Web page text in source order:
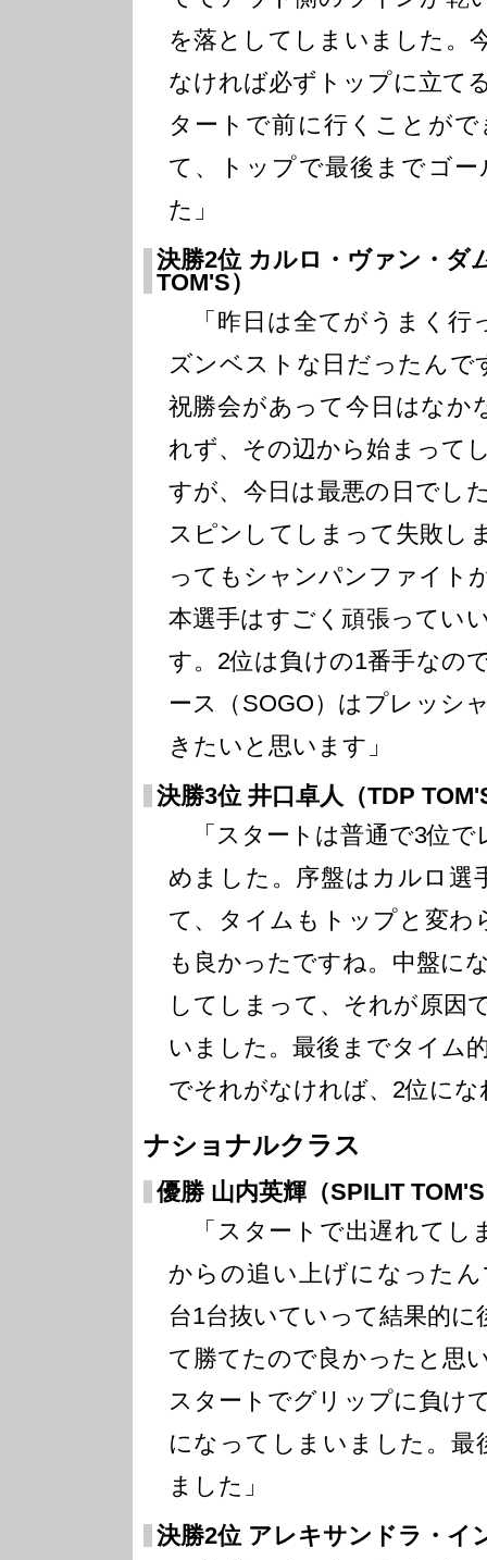
を落としてしまいました。
なければ必ずトップに立て
タートで前に行くことが
て、トップで最後までゴ
た」
決勝2位 カルロ・ヴァン・ダ
TOM'S）
「昨日は全てがうまく行
ズンベストな日だったんで
祝勝会があって今日はなか
れず、その辺から始まって
すが、今日は最悪の日でし
スピンしてしまって失敗し
ってもシャンパンファイト
本選手はすごく頑張ってい
す。2位は負けの1番手なの
ース（SOGO）はプレッシ
きたいと思います」
決勝3位 井口卓人（TDP
「スタートは普通で3位で
めました。序盤はカルロ選
て、タイムもトップと変わ
も良かったですね。中盤に
してしまって、それが原因
いました。最後までタイム
でそれがなければ、2位に
ナショナルクラス
優勝 山内英輝（SPILIT
「スタートで出遅れてし
からの追い上げになった
台1台抜いていって結果的に
て勝てたので良かったと思
スタートでグリップに負け
になってしまいました。最
ました」
決勝2位 アレキサンドラ・イ